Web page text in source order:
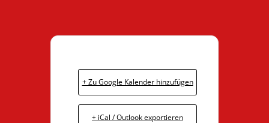
+ Zu Google Kalender hinzufügen
+ iCal / Outlook exportieren